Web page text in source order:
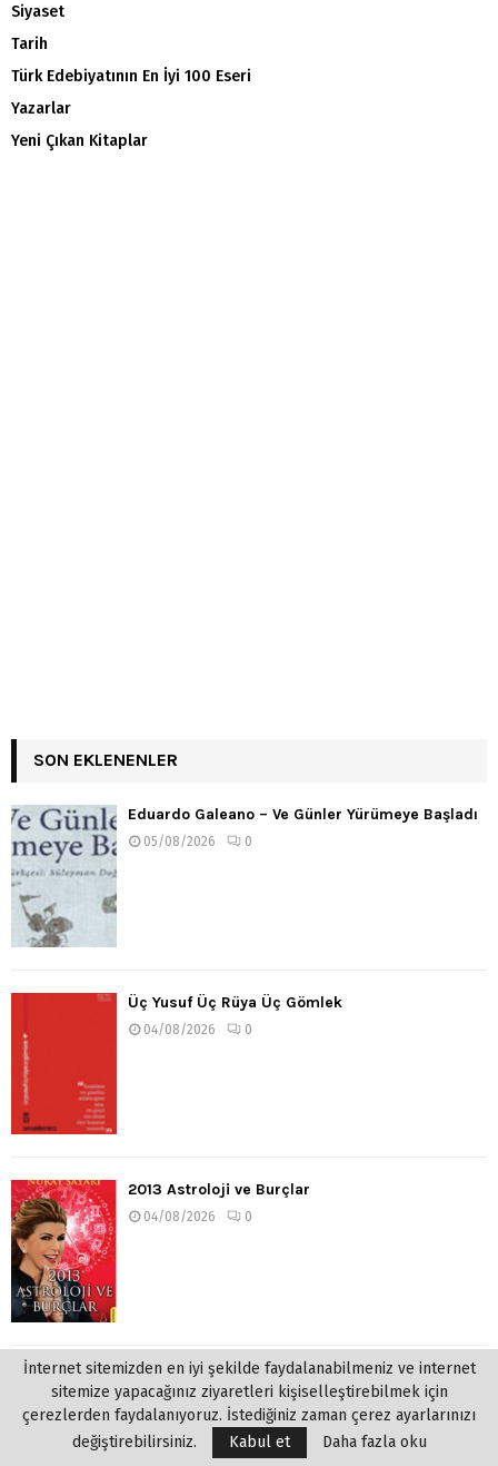
Siyaset
Tarih
Türk Edebiyatının En İyi 100 Eseri
Yazarlar
Yeni Çıkan Kitaplar
SON EKLENENLER
Eduardo Galeano – Ve Günler Yürümeye Başladı
05/08/2026 0
Üç Yusuf Üç Rüya Üç Gömlek
04/08/2026 0
2013 Astroloji ve Burçlar
04/08/2026 0
Müptela
04/08/2026
İnternet sitemizden en iyi şekilde faydalanabilmeniz ve internet
sitemize yapacağınız ziyaretleri kişiselleştirebilmek için
çerezlerden faydalanıyoruz. İstediğiniz zaman çerez ayarlarınızı
değiştirebilirsiniz.
Kabul et Daha fazla oku